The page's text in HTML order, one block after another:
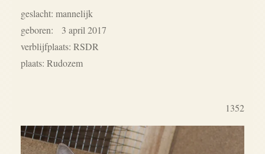
geslacht: mannelijk
geboren: 3 april 2017
verblijfplaats: RSDR
plaats: Rudozem
1352